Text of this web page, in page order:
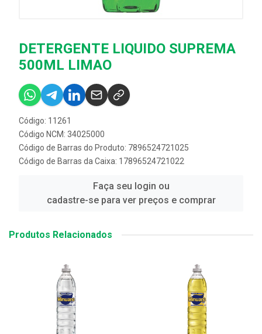
DETERGENTE LIQUIDO SUPREMA
500ML LIMAO
Código: 11261
Código NCM: 34025000
Código de Barras do Produto: 7896524721025
Código de Barras da Caixa: 17896524721022
Faça seu login ou
cadastre-se para ver preços e comprar
Produtos Relacionados